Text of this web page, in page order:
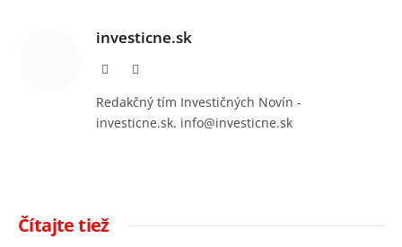
investicne.sk
Facebook
Redakčný tím Investičných Novín -
investicne.sk. info@investicne.sk
Čítajte tiež